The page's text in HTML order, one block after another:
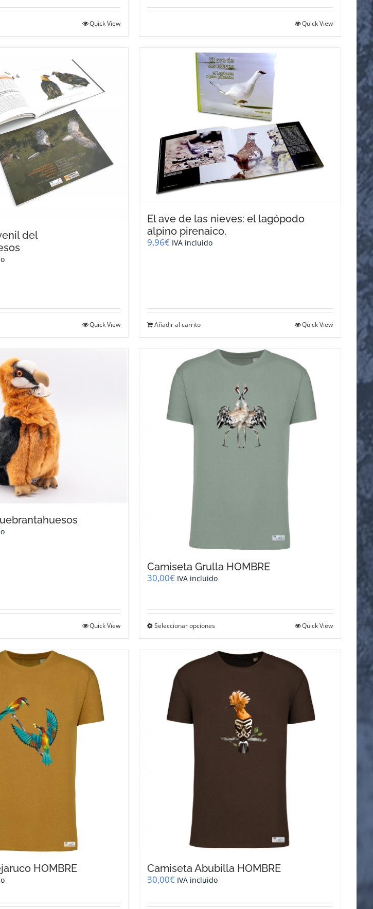
Quick View Quick View
del
Quick View
El ave de las nieves: el lagópodo
alpino pirenaico.
9,96€ IVA incluido
Añadir al carrito Quick View
Quick View
Camiseta Grulla HOMBRE
30,00€ IVA incluido
Seleccionar opcionesEste
múltiples
variantes.
opciones
pueden
elegir
la
página
Quick View
HOMBRE Camiseta Abubilla HOMBRE
30,00€ IVA incluido